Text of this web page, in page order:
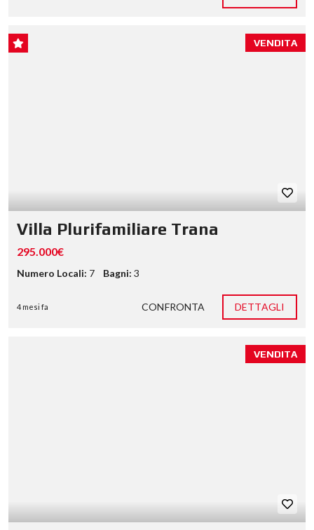
VENDITA
Villa Plurifamiliare Trana
295.000€
Numero Locali: 7 Bagni: 3
4 mesi fa CONFRONTA DETTAGLI
VENDITA